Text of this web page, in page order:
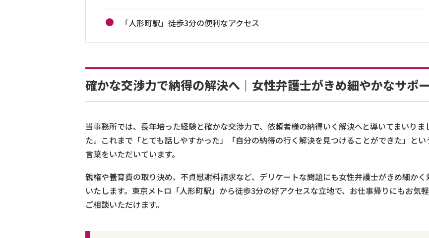
「人形町駅」徒歩3分の便利なアクセス
確かな交渉力で納得の解決へ｜女性弁護士がきめ細やかなサポ
当事務所では、長年培った経験と確かな交渉力で、依頼者様の納得いく解決へと導いてまいりま
た。これまで「とても話しやすかった」「自分の納得の行く解決を見つけることができた」とい
言葉をいただいています。
親権や養育費の取り決め、不貞慰謝料請求など、デリケートな問題にも女性弁護士がきめ細かく
いたします。東京メトロ「人形町駅」から徒歩3分の好アクセスな立地で、お仕事帰りにもお気
ご相談いただけます。